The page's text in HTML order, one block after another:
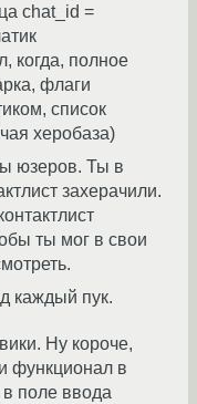
chat_id =
когда, полное
флаги
список
херобаза)
юзеров. Ты в
захерачили.
ты мог в свои
каждый пук.
Ну короче,
функционал в
поле ввода